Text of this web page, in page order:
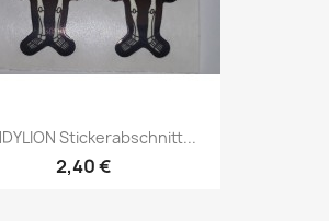
Stickerabschnitt...
2,40 €